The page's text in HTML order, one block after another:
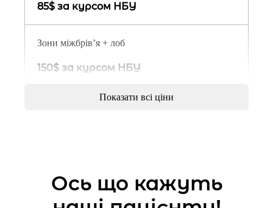
85$ за курсом НБУ
Зони міжбрів’я + лоб
150$ за курсом НБУ
150$ за курсом НБУ
Показати всі ціни
Ось що кажуть